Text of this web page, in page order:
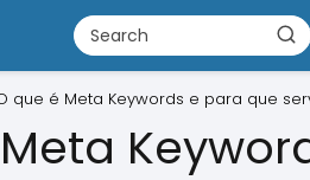
que é Meta Keywords e para que